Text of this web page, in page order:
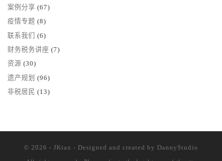
案例分享 (67)
疫情专题 (8)
联系我们 (6)
财务税务讲座 (7)
资源 (30)
遗产规划 (96)
非税居民 (13)
© 2026 - JKtax - Designed and created by DannyStudio